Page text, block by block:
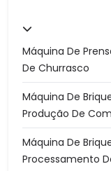
Máquina De
De Churrasco
Máquina De
Produção De
Máquina De
Processamento